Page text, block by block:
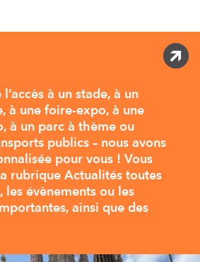
l’accès à un stade, à un
à une foire-expo, à une
à un parc à thème ou
publics – nous avons
pour vous ! Vous
rubrique Actualités toutes
les évènements ou les
ainsi que des